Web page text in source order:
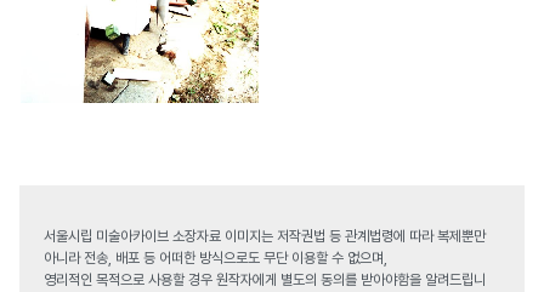
서울시립 미술아카이브 소장자료 이미지는 저작권법 등 관계법령에 따라 복제뿐만
아니라 전송, 배포 등 어떠한 방식으로도 무단 이용할 수 없으며,
영리적인 목적으로 사용할 경우 원작자에게 별도의 동의를 받아야함을 알려드립니